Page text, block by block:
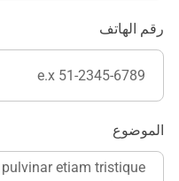
رقم الهاتف
الموضوع